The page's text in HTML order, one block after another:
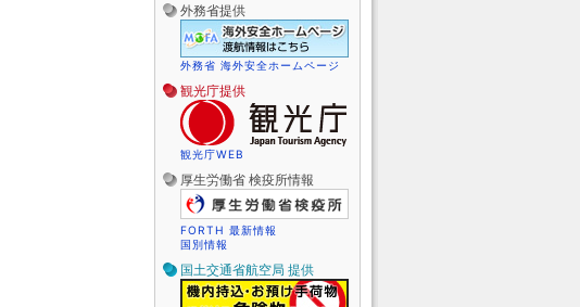
外務省提供
外務省 海外安全ホームページ
観光庁提供
観光庁WEB
厚生労働省 検疫所情報
FORTH 最新情報
国別情報
国土交通省航空局 提供